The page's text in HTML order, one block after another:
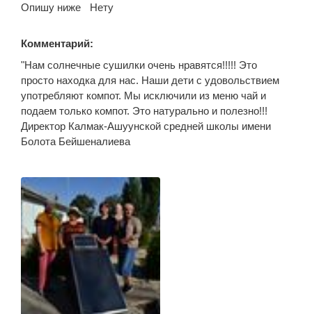
Опишу ниже
Нету
Комментарий:
"Нам солнечные сушилки очень нравятся!!!!! Это
просто находка для нас. Наши дети с удовольствием
употребляют компот. Мы исключили из меню чай и
подаем только компот. Это натурально и полезно!!!
Директор Калмак-Ашуунской средней школы имени
Болота Бейшеналиева